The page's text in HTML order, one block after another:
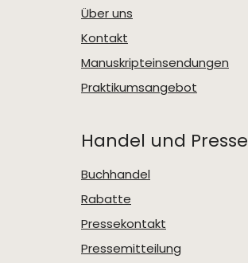
Über uns
Kontakt
Manuskripteinsendungen
Praktikumsangebot
Handel und Presse
Buchhandel
Rabatte
Pressekontakt
Pressemitteilung